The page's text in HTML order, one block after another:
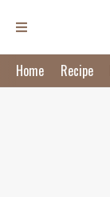
Home Recipe